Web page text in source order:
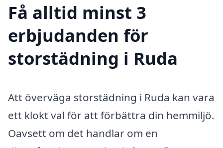
Få alltid minst 3
erbjudanden för
storstädning i Ruda
Att överväga storstädning i Ruda kan vara
ett klokt val för att förbättra din hemmiljö.
Oavsett om det handlar om en